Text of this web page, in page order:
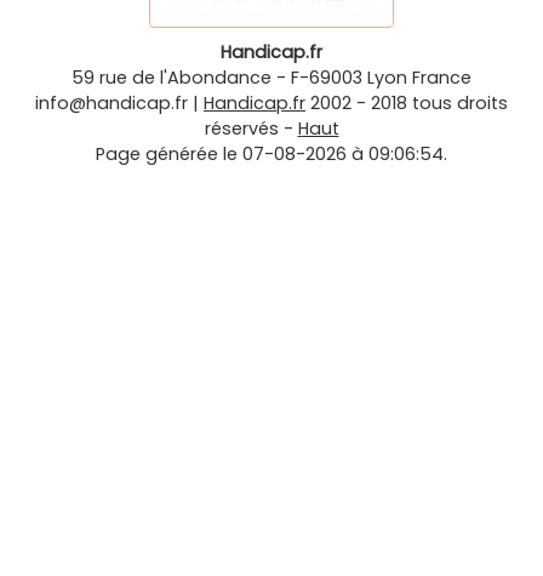
Handicap.fr
59 rue de l'Abondance - F-69003 Lyon France
info@handicap.fr | Handicap.fr 2002 - 2018 tous droits
réservés - Haut
Page générée le 07-08-2026 à 09:06:54.